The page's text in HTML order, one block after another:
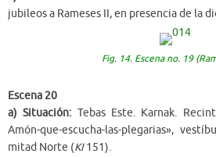
jubileos a Rameses II, en presencia de la
Fig. 14. Escena no. 19
Escena 20
a) Situación: Tebas Este. Karnak.
Amón-que-escucha-las-plegarias»,
mitad Norte (KI151).